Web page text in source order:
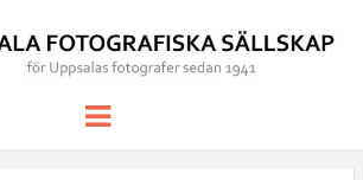
UPPSALA
Meny